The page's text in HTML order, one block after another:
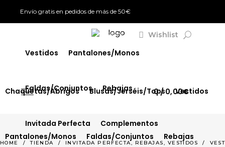
Envío gratis en pedidos de más de 50€
SIGN IN Wishlist
Chaquetas/Abrigos Blusas/Jerséis/Tops Vestidos
Pantalones/Monos Faldas/Conjuntos Rebajas
0 0,00€
Chaquetas/Abrigos
Vestidos Pantalones/Monos
Faldas/Conjuntos Rebajas
Invitada Perfecta Complementos
HOME /TIENDA / INVITADA PERFECTA, REBAJAS, VESTIDOS /